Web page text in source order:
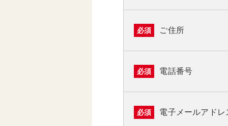
必須 ご住所
必須 電話番号
必須 電子メールアドレ